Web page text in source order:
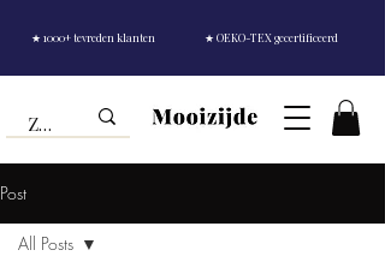
★ 1000+ tevreden klanten ★ OEKO-TEX gecertificeerd
Post
All Posts